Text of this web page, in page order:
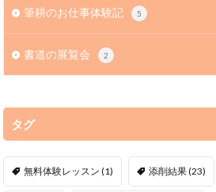
筆耕のお仕事体験記 5
書道の展覧会 2
タグ
無料体験レッスン (1) 添削結果(23)